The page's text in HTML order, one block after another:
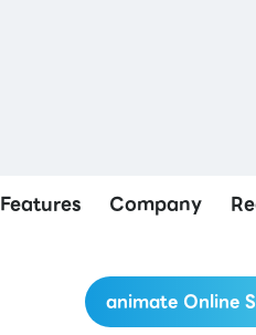
Features Company
animate Online